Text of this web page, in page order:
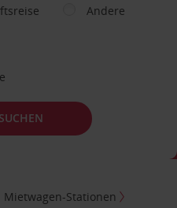
Andere
Mietwagen-Stationen